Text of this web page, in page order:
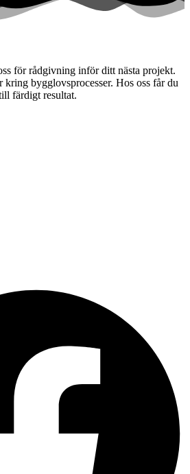
för rådgivning inför ditt nästa projekt.
kring bygglovsprocesser. Hos oss får du
färdigt resultat.